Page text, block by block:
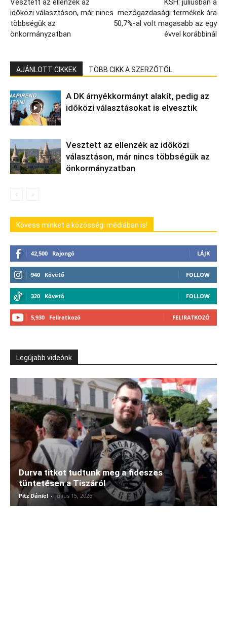
Vesztett az ellenzék az
időközi választáson, már nincs
többségük az
önkormányzatban
KSH: júliusban a
mezőgazdasági termékek ára
50,7%-al volt magasabb az egy
évvel korábbinál
AJÁNLOTT CIKKEK TÖBB CIKK A SZERZŐTŐL
A DK árnyékkormányt alakít, pedig az
időközi választásokat is elvesztik
Vesztett az ellenzék az időközi
választáson, már nincs többségük az
önkormányzatban
Kövess minket a közösségi médiában is!
42,500 Rajongó LÁJK
940 Követő FOLLOW
320 Követő FOLLOW
5,930 Feliratkozó FELIRATKOZÓ
Legújabb videónk
Durva titkot tudtunk meg a fideszes
tüntetésen a Tiszáról
Pitz Dániel - július 15, 2026